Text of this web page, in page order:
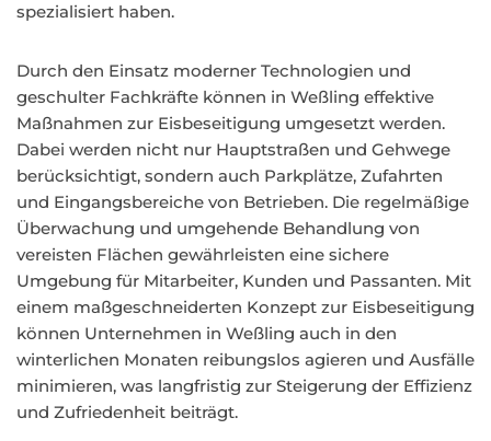
spezialisiert haben.
Durch den Einsatz moderner Technologien und
geschulter Fachkräfte können in Weßling effektive
Maßnahmen zur Eisbeseitigung umgesetzt werden.
Dabei werden nicht nur Hauptstraßen und Gehwege
berücksichtigt, sondern auch Parkplätze, Zufahrten
und Eingangsbereiche von Betrieben. Die regelmäßige
Überwachung und umgehende Behandlung von
vereisten Flächen gewährleisten eine sichere
Umgebung für Mitarbeiter, Kunden und Passanten. Mit
einem maßgeschneiderten Konzept zur Eisbeseitigung
können Unternehmen in Weßling auch in den
winterlichen Monaten reibungslos agieren und Ausfälle
minimieren, was langfristig zur Steigerung der Effizienz
und Zufriedenheit beiträgt.